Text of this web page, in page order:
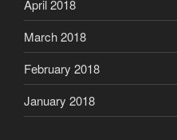
April 2018
March 2018
February 2018
January 2018